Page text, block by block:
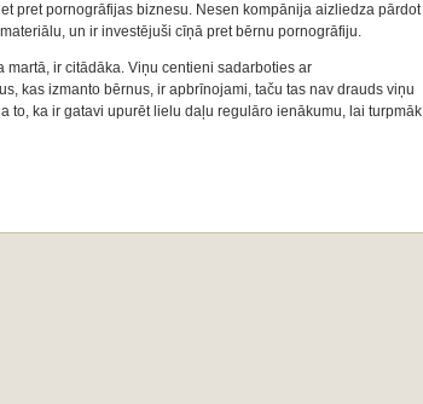
pret pornogrāfijas biznesu. Nesen kompānija aizliedza pārdot
un ir investējuši cīņā pret bērnu pornogrāfiju.
martā, ir citādāka. Viņu centieni sadarboties ar
kas izmanto bērnus, ir apbrīnojami, taču tas nav drauds viņu
to, ka ir gatavi upurēt lielu daļu regulāro ienākumu, lai turpmāk